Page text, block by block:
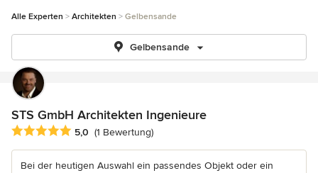
Alle Experten Architekten Gelbensande
Gelbensande
STS GmbH Architekten Ingenieure
Durchschnittliche Bewertung: 5 von 5 Sternen
5,0 (1 Bewertung)
Bei der heutigen Auswahl ein passendes Objekt oder ein